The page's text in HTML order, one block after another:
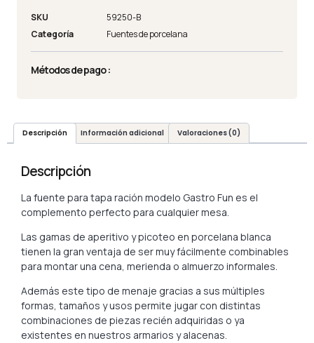
SKU
59250-B
Categoría
Fuentes de porcelana
Métodos de pago :
Descripción Información adicional Valoraciones (0)
Descripción
La fuente para tapa ración modelo Gastro Fun es el
complemento perfecto para cualquier mesa.
Las gamas de aperitivo y picoteo en porcelana blanca
tienen la gran ventaja de ser muy fácilmente combinables
para montar una cena, merienda o almuerzo informales.
Además este tipo de menaje gracias a sus múltiples
formas, tamaños y usos permite jugar con distintas
combinaciones de piezas recién adquiridas o ya
existentes en nuestros armarios y alacenas.